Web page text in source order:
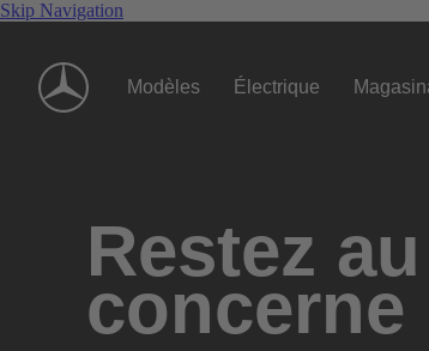
Skip Navigation
Modèles Électrique
Restez
concerne